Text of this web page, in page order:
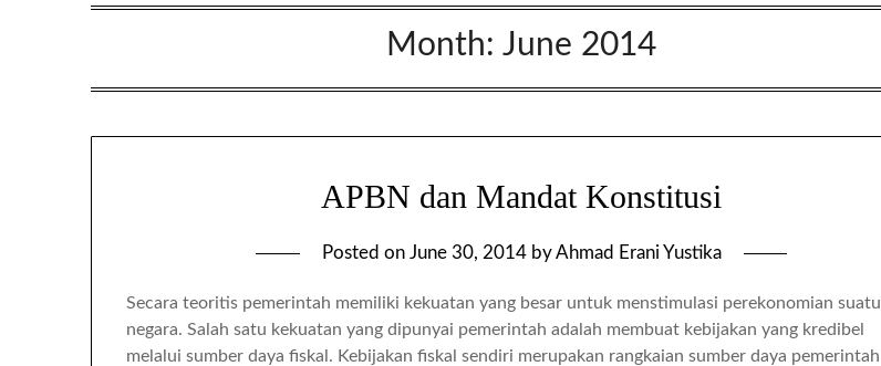
Month:June 2014
APBN dan Mandat Konstitusi
Posted on June 30, 2014byAhmad Erani Yustika
Secara teoritis pemerintah memiliki kekuatan yang besar untuk menstimulasi perekonomian suatu
negara. Salah satu kekuatan yang dipunyai pemerintah adalah membuat kebijakan yang kredibel
melalui sumber daya fiskal. Kebijakan fiskal sendiri merupakan rangkaian sumber daya pemerintah